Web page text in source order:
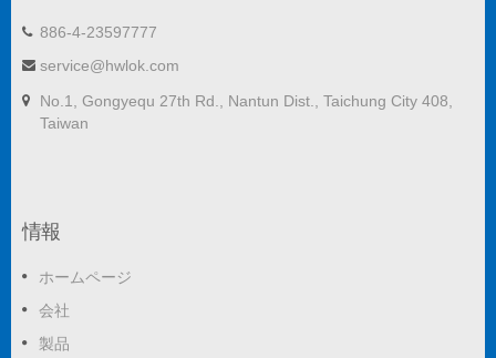
886-4-23597777
service@hwlok.com
No.1, Gongyequ 27th Rd., Nantun Dist., Taichung City 408,
Taiwan
情報
ホームページ
会社
製品